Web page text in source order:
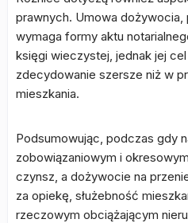
prawnych. Umowa dożywocia,
wymaga formy aktu
księgi wieczystej, jednak jej
zdecydowanie szersze niż w
mieszkania.
Podsumowując, podczas gdy
zobowiązaniowym i
czynsz, a dożywocie na
za opiekę, służebność
rzeczowym obciążającym